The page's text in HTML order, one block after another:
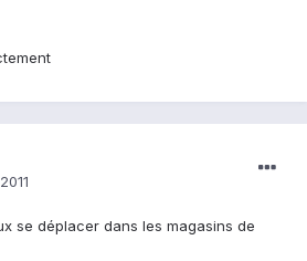
se déplacer dans les magasins de